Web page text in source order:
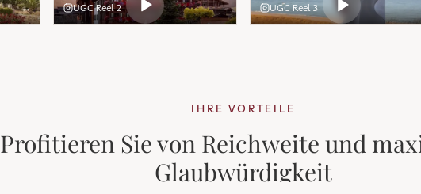
UGC Reel 2 UGC Reel 3
IHRE VORTEILE
Profitieren Sie von Reichweite und
Glaubwürdigkeit